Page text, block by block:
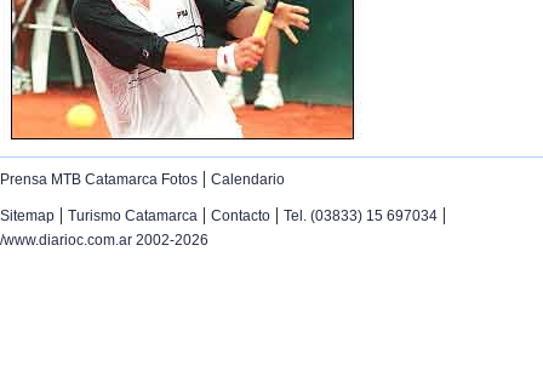
Prensa MTB Catamarca Fotos | Calendario
Sitemap | Turismo Catamarca | Contacto | Tel. (03833) 15 697034 |
/www.diarioc.com.ar 2002-2026